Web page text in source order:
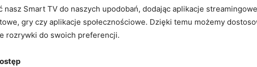
nasz Smart TV do naszych upodobań, dodając aplikacje
gry czy aplikacje społecznościowe. Dzięki temu możemy
rozrywki do swoich preferencji.